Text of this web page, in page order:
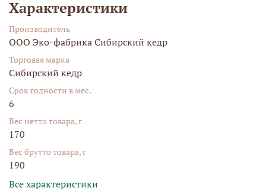
Характеристики
Производитель
ООО Эко-фабрика Сибирский кедр
Торговая марка
Сибирский кедр
Срок годности в мес.
6
Вес нетто товара, г
170
Вес брутто товара, г
190
Все характеристики